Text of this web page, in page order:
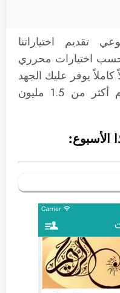
اختياراتنا
اختيارات محرري
يوفر عليك الجهد
والوقت في البحث بين أكوام أكثر من 1.5 مليون
الأسبوع: